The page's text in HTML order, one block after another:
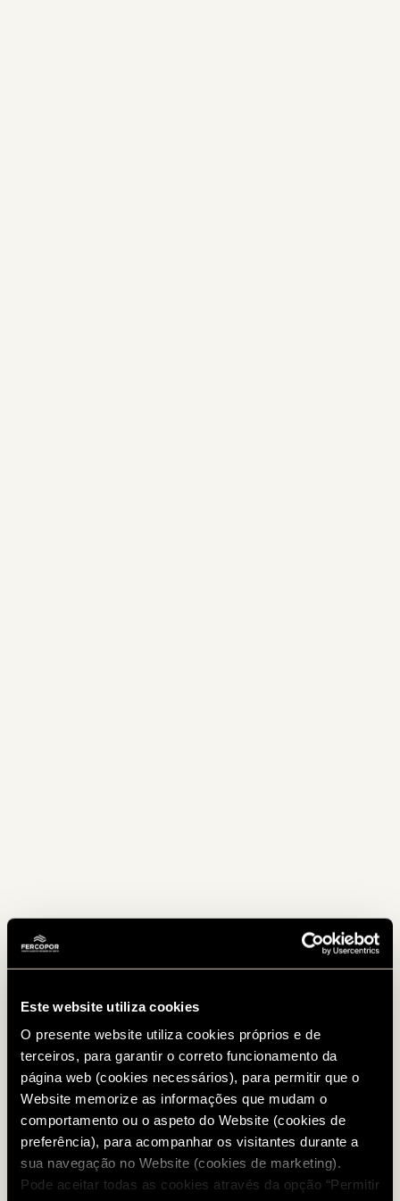
Este website utiliza cookies
O presente website utiliza cookies próprios e de
terceiros, para garantir o correto funcionamento da
página web (cookies necessários), para permitir que o
Website memorize as informações que mudam o
comportamento ou o aspeto do Website (cookies de
preferência), para acompanhar os visitantes durante a
sua navegação no Website (cookies de marketing).
Pode aceitar todas as cookies através da opção “Permitir